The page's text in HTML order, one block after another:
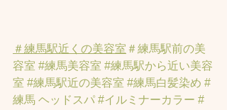
＃練馬駅近くの美容室 ＃練馬駅前の美
容室 #練馬美容室 #練馬駅から近い美容
室 #練馬駅近の美容室 #練馬白髪染め #
練馬 ヘッドスパ #イルミナーカラー #